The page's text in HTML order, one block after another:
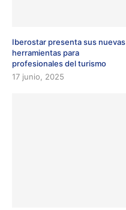
Iberostar presenta sus nuevas
herramientas para
profesionales del turismo
17 junio, 2025